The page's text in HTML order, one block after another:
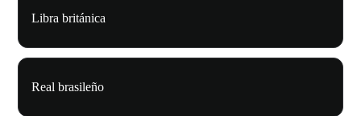
Libra británica
Real brasileño